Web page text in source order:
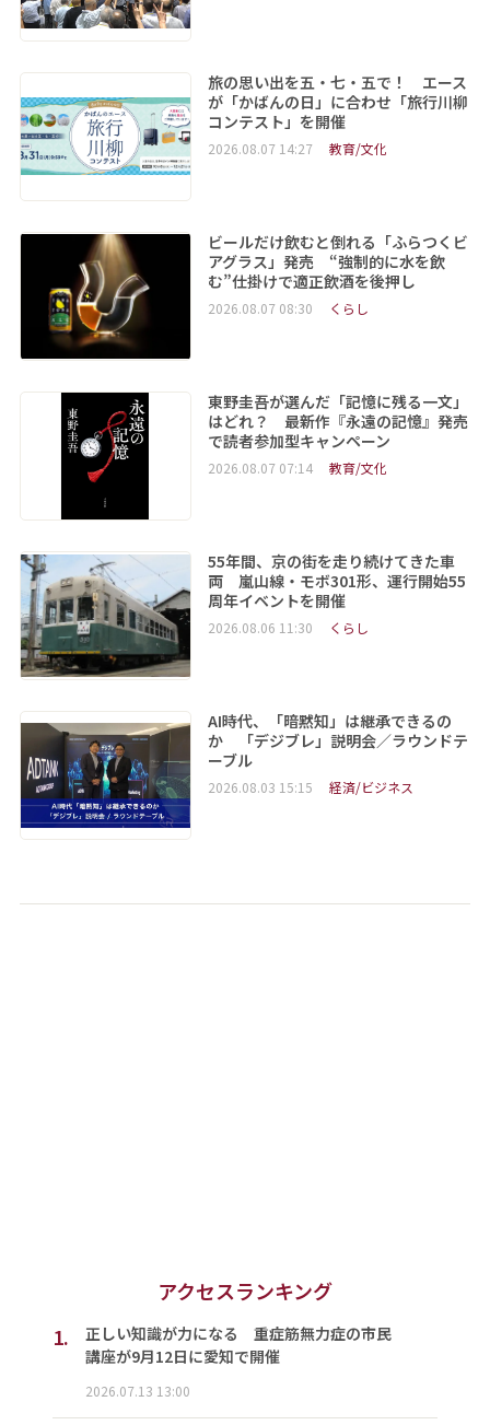
旅の思い出を五・七・五で！ エース
が「かばんの日」に合わせ「旅行川柳
コンテスト」を開催
2026.08.07 14:27 教育/文化
ビールだけ飲むと倒れる「ふらつくビ
アグラス」発売 “強制的に水を飲
む”仕掛けで適正飲酒を後押し
2026.08.07 08:30 くらし
東野圭吾が選んだ「記憶に残る一文」
はどれ？ 最新作『永遠の記憶』発売
で読者参加型キャンペーン
2026.08.07 07:14 教育/文化
55年間、京の街を走り続けてきた車
両 嵐山線・モボ301形、運行開始55
周年イベントを開催
2026.08.06 11:30 くらし
AI時代、「暗黙知」は継承できるの
か 「デジブレ」説明会／ラウンドテ
ーブル
2026.08.03 15:15 経済/ビジネス
アクセスランキング
1.
正しい知識が力になる 重症筋無力症の市民
講座が9月12日に愛知で開催
2026.07.13 13:00